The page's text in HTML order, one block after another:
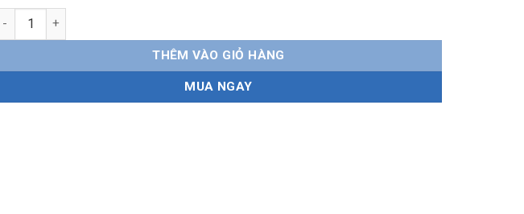
Gạt mưa 5 khúc MG 5 chính hãng số lượng
THÊM VÀO GIỎ HÀNG
MUA NGAY